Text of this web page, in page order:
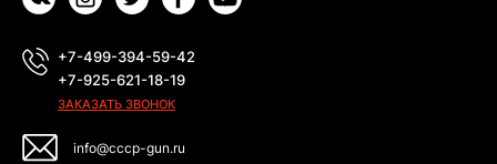
+7-499-394-59-42
+7-925-621-18-19
ЗАКАЗАТЬ ЗВОНОК
info@cccp-gun.ru